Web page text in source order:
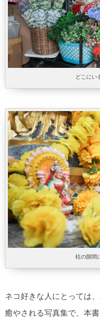
どこにい
柱の隙間
ネコ好きな人にとっては
癒やされる写真集で、本